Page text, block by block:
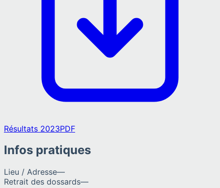
Résultats 2023PDF
Infos pratiques
Lieu / Adresse—
Retrait des dossards—